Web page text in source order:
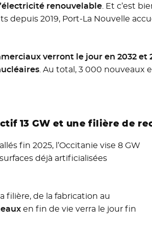
renouvelable. Et c’est
depuis 2019, Port-La Nouvelle
verront le jour en 2032 et
. Au total, 3 000 nouveaux
13 GW et une filière de
fin 2025, l’Occitanie vise 8 GW
déjà artificialisées
filière, de la fabrication au
en fin de vie verra le jour fin